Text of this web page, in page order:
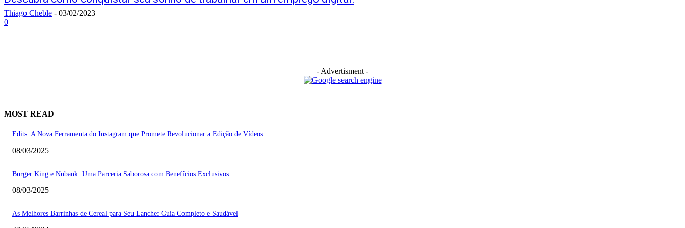
Thiago Cheble - 03/02/2023
0
- Advertisment -
MOST READ
Edits: A Nova Ferramenta do Instagram que Promete Revolucionar a Edição de Vídeos
08/03/2025
Burger King e Nubank: Uma Parceria Saborosa com Benefícios Exclusivos
08/03/2025
As Melhores Barrinhas de Cereal para Seu Lanche: Guia Completo e Saudável